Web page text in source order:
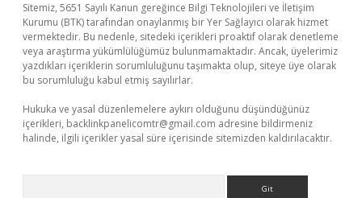
Sitemiz, 5651 Sayılı Kanun gereğince Bilgi Teknolojileri ve İletişim
Kurumu (BTK) tarafından onaylanmış bir Yer Sağlayıcı olarak hizmet
vermektedir. Bu nedenle, sitedeki içerikleri proaktif olarak denetleme
veya araştırma yükümlülüğümüz bulunmamaktadır. Ancak, üyelerimiz
yazdıkları içeriklerin sorumluluğunu taşımakta olup, siteye üye olarak
bu sorumluluğu kabul etmiş sayılırlar.
Hukuka ve yasal düzenlemelere aykırı olduğunu düşündüğünüz
içerikleri, backlinkpanelicomtr@gmail.com adresine bildirmeniz
halinde, ilgili içerikler yasal süre içerisinde sitemizden kaldırılacaktır.